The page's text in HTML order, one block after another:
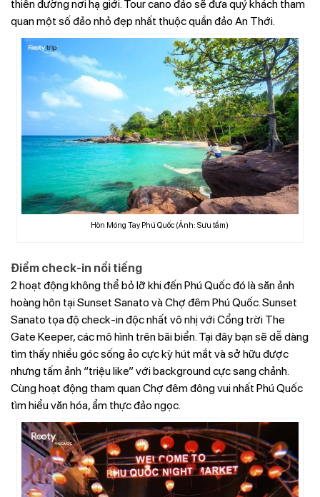
thiên đường nơi hạ giới. Tour cano đảo sẽ đưa quý khách tham
quan một số đảo nhỏ đẹp nhất thuộc quần đảo An Thới.
Hòn Móng Tay Phú Quốc (Ảnh: Sưu tầm)
Điểm check-in nổi tiếng
2 hoạt động không thể bỏ lỡ khi đến Phú Quốc đó là săn ảnh
hoàng hôn tại Sunset Sanato và Chợ đêm Phú Quốc. Sunset
Sanato tọa độ check-in độc nhất vô nhị với Cổng trời The
Gate Keeper, các mô hình trên bãi biển. Tại đây bạn sẽ dễ dàng
tìm thấy nhiều góc sống ảo cực kỳ hút mắt và sở hữu được
nhưng tấm ảnh “triệu like” với background cực sang chảnh.
Cùng hoạt động tham quan Chợ đêm đông vui nhất Phú Quốc
tìm hiểu văn hóa, ẩm thực đảo ngọc.